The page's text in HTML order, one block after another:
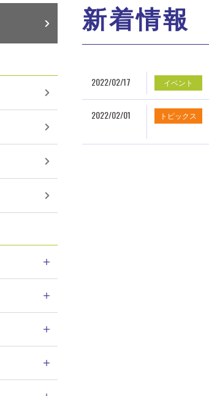
新着情報
2022/02/17 イベント
2022/02/01 トピックス